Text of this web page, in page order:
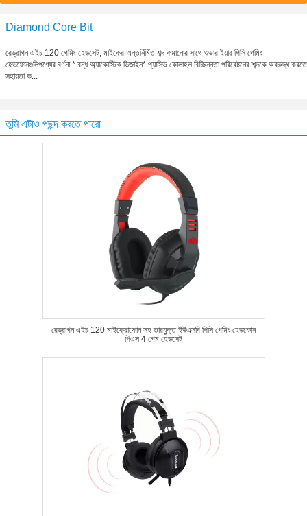
Diamond Core Bit
রেড্রাগন এইচ 120 গেমিং হেডসেট, মাইকের অন্তর্নির্মিত শব্দ কমানোর সাথে ওভার ইয়ার পিসি গেমিং
হেডফোনগুলিপণ্যের বর্ণনা * বন্ধ অ্যাকোস্টিক ডিজাইন* প্যাসিভ কোলাহল বিচ্ছিন্নতা পরিবেষ্টনের শব্দকে অবরুদ্ধ করতে
সহায়তা ক...
তুমি এটাও পছন্দ করতে পারো
রেড্রাগন এইচ 120 মাইক্রোফোন সহ তারযুক্ত ইউএসবি পিসি গেমিং হেডফোন
পিএস 4 গেম হেডসেট